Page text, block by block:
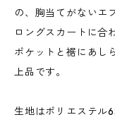
の、胸当てがないエ
ロングスカートに合
ポケットと裾にあし
上品です。
生地はポリエステル